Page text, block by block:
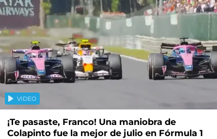
VIDEO
¡Te pasaste, Franco! Una maniobra de
Colapinto fue la mejor de julio en Fórmula 1